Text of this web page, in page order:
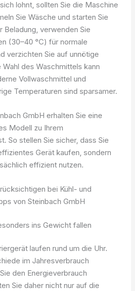
lohnt, sollten Sie die Maschine
Sie Wäsche und starten Sie
Beladung, verwenden Sie
(30–40 °C) für normale
verzichten Sie auf unnötige
des Waschmittels kann
Vollwaschmittel und
Temperaturen sind sparsamer.
GmbH erhalten Sie eine
Modell zu Ihrem
So stellen Sie sicher, dass Sie
Gerät kaufen, sondern
effizient nutzen.
bei Kühl- und
von Steinbach GmbH
ins Gewicht fallen
laufen rund um die Uhr.
im Jahresverbrauch
den Energieverbrauch
Sie daher nicht nur auf die